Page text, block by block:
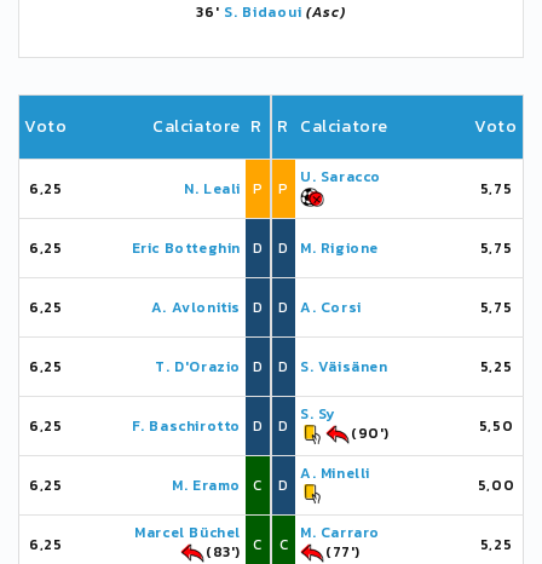
36' S. Bidaoui (Asc)
Voto Calciatore R
6,25 N. Leali P
6,25 Eric Botteghin D
6,25 A. Avlonitis D
6,25 T. D'Orazio D
6,25 F. Baschirotto D
6,25 M. Eramo C
6,25
Marcel Büchel
(83')
C
R Calciatore Voto
P
U. Saracco
5,75
D M. Rigione 5,75
D A. Corsi 5,75
D S. Väisänen 5,25
D
S. Sy
(90')
5,50
D
A. Minelli
5,00
C
M. Carraro
(77')
5,25